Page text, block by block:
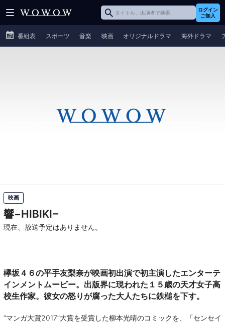
ログイン
ご加入
番組表 スポーツ 音楽 映画 オリジナルドラマ 海外ドラマ
映画
響−HIBIKI−
現在、放送予定はありません。
欅坂４６の平手友梨奈が映画初出演で初主演したエンターテ
インメントムービー。出版界に現われた１５歳の天才女子高
校生作家。彼女の怒りが腐った大人たちに鉄槌を下す。
“マンガ大賞2017”大賞を受賞した柳本光晴のコミックを、「センセイ